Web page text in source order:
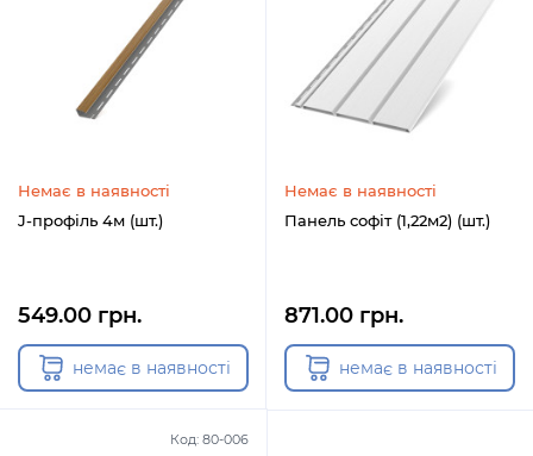
Немає в наявності
J-профіль 4м (шт.)
549.00 грн.
немає в наявності
Немає в наявності
Панель софіт (1,22м2) (шт.)
871.00 грн.
немає в наявності
Код: 80-006